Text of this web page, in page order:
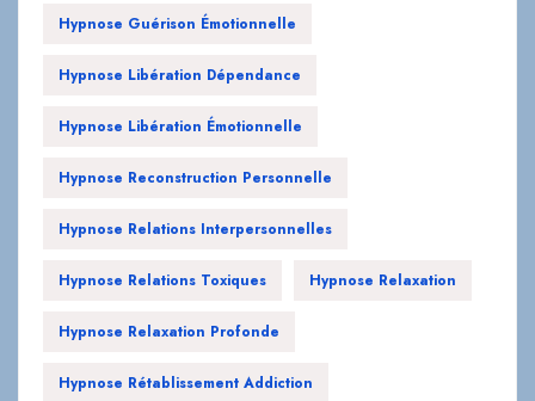
Hypnose Guérison Émotionnelle
Hypnose Libération Dépendance
Hypnose Libération Émotionnelle
Hypnose Reconstruction Personnelle
Hypnose Relations Interpersonnelles
Hypnose Relations Toxiques Hypnose Relaxation
Hypnose Relaxation Profonde
Hypnose Rétablissement Addiction